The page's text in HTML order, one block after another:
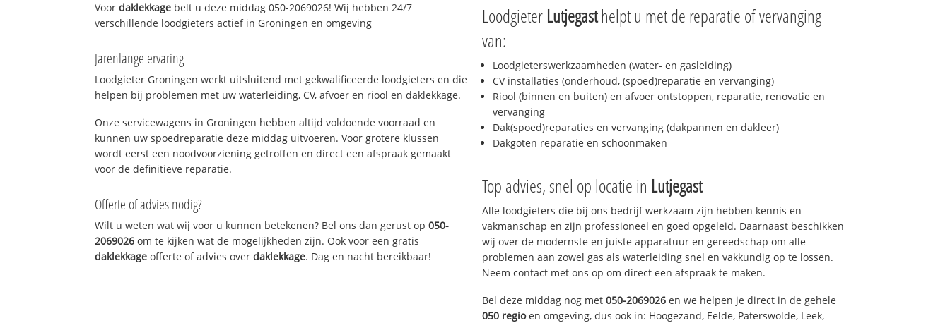
Voordaklekkage belt u deze middag 050-2069026! Wij hebben 24/7
verschillende loodgieters actief in Groningen en omgeving
Jarenlange ervaring
Loodgieter Groningen werkt uitsluitend met gekwalificeerde loodgieters en die
helpen bij problemen met uw waterleiding, CV, afvoer en riool en daklekkage.
Onze servicewagens in Groningen hebben altijd voldoende voorraad en
kunnen uw spoedreparatie deze middag uitvoeren. Voor grotere klussen
wordt eerst een noodvoorziening getroffen en direct een afspraak gemaakt
voor de definitieve reparatie.
Offerte of advies nodig?
Wilt u weten wat wij voor u kunnen betekenen? Bel ons dan gerust op050-
2069026 om te kijken wat de mogelijkheden zijn. Ook voor een gratis
daklekkage offerte of advies overdaklekkage. Dag en nacht bereikbaar!
Loodgieter Lutjegasthelpt u met de reparatie of vervanging
van:
Loodgieterswerkzaamheden (water- en gasleiding)
CV installaties (onderhoud, (spoed)reparatie en vervanging)
Riool (binnen en buiten) en afvoer ontstoppen, reparatie, renovatie en
vervanging
Dak(spoed)reparaties en vervanging (dakpannen en dakleer)
Dakgoten reparatie en schoonmaken
Top advies, snel op locatie in Lutjegast
Alle loodgieters die bij ons bedrijf werkzaam zijn hebben kennis en
vakmanschap en zijn professioneel en goed opgeleid. Daarnaast beschikken
wij over de modernste en juiste apparatuur en gereedschap om alle
problemen aan zowel gas als waterleiding snel en vakkundig op te lossen.
Neem contact met ons op om direct een afspraak te maken.
Bel deze middag nog met 050-2069026 en we helpen je direct in de gehele
050 regioen omgeving, dus ook in: Hoogezand, Eelde, Paterswolde, Leek,